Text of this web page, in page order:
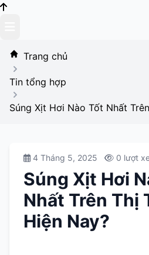
content
Trang chủ
Tin tổng hợp
Súng Xịt Hơi Nào Tốt Nhất
4 Tháng 5, 2025 0 lượt
Súng Xịt Hơi
Nhất Trên Thị
Hiện Nay?